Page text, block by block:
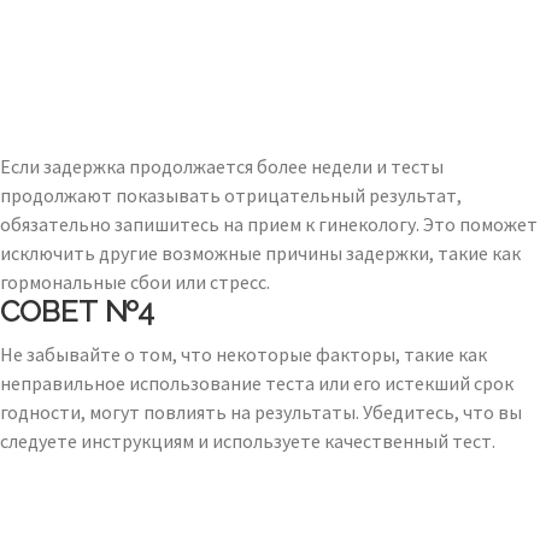
Если задержка продолжается более недели и тесты
продолжают показывать отрицательный результат,
обязательно запишитесь на прием к гинекологу. Это поможет
исключить другие возможные причины задержки, такие как
гормональные сбои или стресс.
СОВЕТ №4
Не забывайте о том, что некоторые факторы, такие как
неправильное использование теста или его истекший срок
годности, могут повлиять на результаты. Убедитесь, что вы
следуете инструкциям и используете качественный тест.